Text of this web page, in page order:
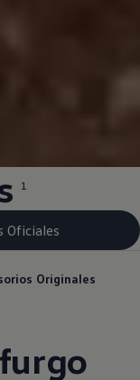
1
Oficiales
Originales